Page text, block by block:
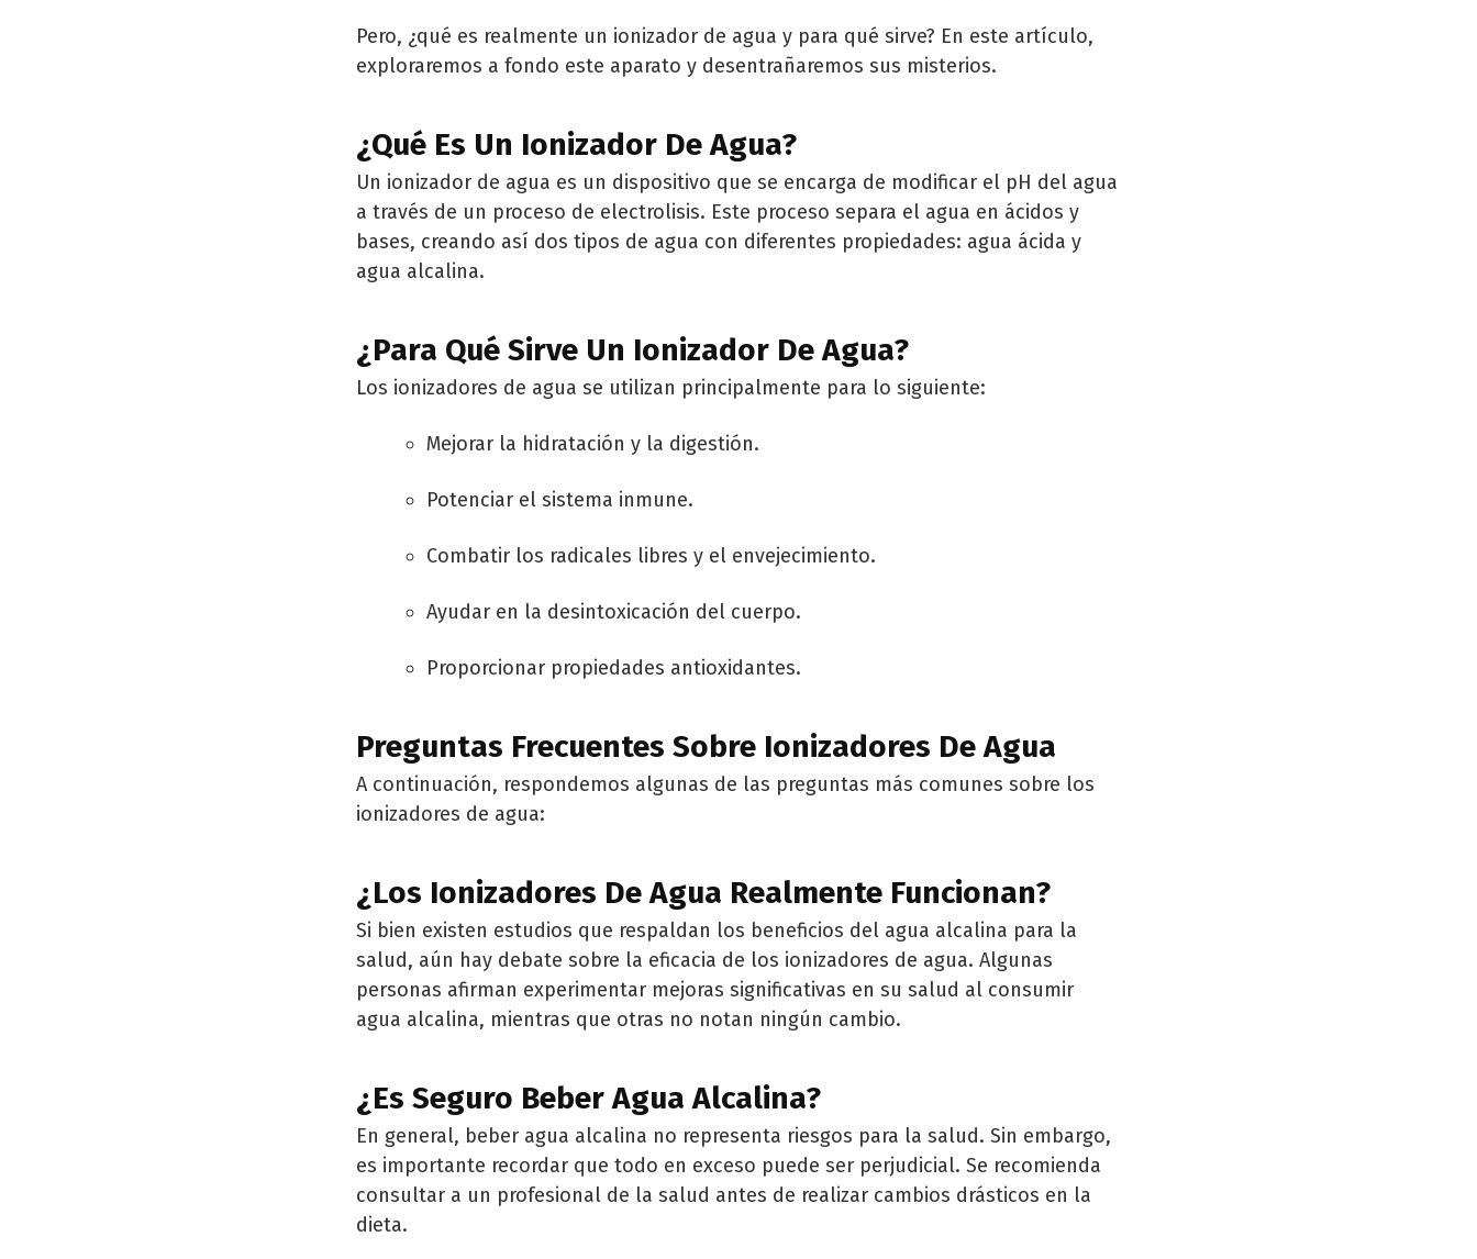
Pero, ¿qué es realmente un ionizador de agua y para qué sirve? En este artículo,
exploraremos a fondo este aparato y desentrañaremos sus misterios.
¿Qué Es Un Ionizador De Agua?
Un ionizador de agua es un dispositivo que se encarga de modificar el pH del agua
a través de un proceso de electrolisis. Este proceso separa el agua en ácidos y
bases, creando así dos tipos de agua con diferentes propiedades: agua ácida y
agua alcalina.
¿Para Qué Sirve Un Ionizador De Agua?
Los ionizadores de agua se utilizan principalmente para lo siguiente:
Mejorar la hidratación y la digestión.
Potenciar el sistema inmune.
Combatir los radicales libres y el envejecimiento.
Ayudar en la desintoxicación del cuerpo.
Proporcionar propiedades antioxidantes.
Preguntas Frecuentes Sobre Ionizadores De Agua
A continuación, respondemos algunas de las preguntas más comunes sobre los
ionizadores de agua:
¿Los Ionizadores De Agua Realmente Funcionan?
Si bien existen estudios que respaldan los beneficios del agua alcalina para la
salud, aún hay debate sobre la eficacia de los ionizadores de agua. Algunas
personas afirman experimentar mejoras significativas en su salud al consumir
agua alcalina, mientras que otras no notan ningún cambio.
¿Es Seguro Beber Agua Alcalina?
En general, beber agua alcalina no representa riesgos para la salud. Sin embargo,
es importante recordar que todo en exceso puede ser perjudicial. Se recomienda
consultar a un profesional de la salud antes de realizar cambios drásticos en la
dieta.